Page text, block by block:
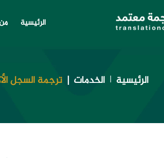
الرئيسية
الرئيسية الخدمات ترجمة السجل